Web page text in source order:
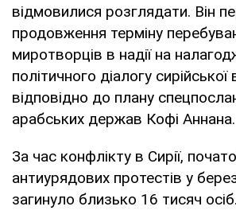
відмовилися розглядати. Він
продовження терміну
миротворців в надії на
політичного діалогу сирійської
відповідно до плану
арабських держав Кофі Аннана.
За час конфлікту в Сирії,
антиурядових протестів у
загинуло близько 16 тисяч осіб.